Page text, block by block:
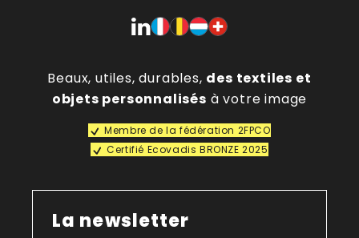
Beaux, utiles, durables, des textiles et
objets personnalisés à votre image
Membre de la fédération 2FPCO
Certifié Ecovadis BRONZE 2025
La newsletter